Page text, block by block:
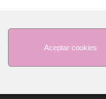
Aceptar cookies